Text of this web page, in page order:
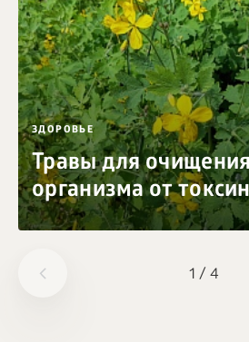
1 / 4
ЗДОРОВЬЕ
Травы для
организма от